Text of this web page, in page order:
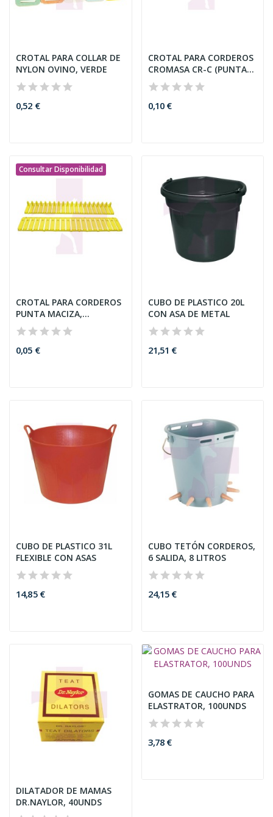
CROTAL PARA COLLAR DE
NYLON OVINO, VERDE
0,52 €
CROTAL PARA CORDEROS
CROMASA CR-C (PUNTA...
0,10 €
Consultar Disponibilidad
CROTAL PARA CORDEROS
PUNTA MACIZA,
CONJUNTO...
0,05 €
CUBO DE PLASTICO 20L
CON ASA DE METAL
21,51 €
CUBO DE PLASTICO 31L
FLEXIBLE CON ASAS
14,85 €
CUBO TETÓN CORDEROS,
6 SALIDA, 8 LITROS
24,15 €
DILATADOR DE MAMAS
DR.NAYLOR, 40UNDS
GOMAS DE CAUCHO PARA
ELASTRATOR, 100UNDS
3,78 €